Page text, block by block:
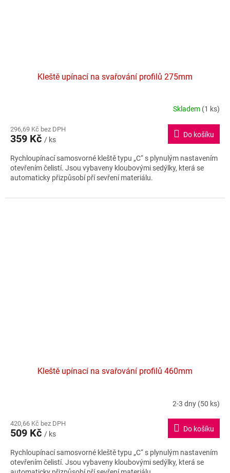
Kleště upínací na svařování profilů 275mm
Skladem (1 ks)
296,69 Kč bez DPH
359 Kč / ks
Do košíku
Rychloupínací samosvorné kleště typu „C“ s plynulým nastavením
otevřením čelistí. Jsou vybaveny kloubovými sedýlky, která se
automaticky přizpůsobí pří sevření materiálu.
Kleště upínací na svařování profilů 460mm
2-3 dny (50 ks)
420,66 Kč bez DPH
509 Kč / ks
Do košíku
Rychloupínací samosvorné kleště typu „C“ s plynulým nastavením
otevřením čelistí. Jsou vybaveny kloubovými sedýlky, která se